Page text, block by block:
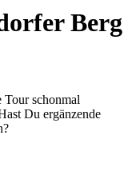
Berg
schonmal
Du ergänzende